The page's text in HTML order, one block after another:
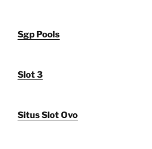
Sgp Pools
Slot 3
Situs Slot Ovo